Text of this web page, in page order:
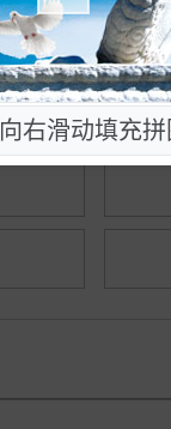
信用服务
向右滑动填充